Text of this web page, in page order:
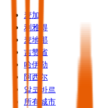
麦加
利雅得
麦地那
吉赞省
哈伊勒
阿西尔
알코바르
所有城市